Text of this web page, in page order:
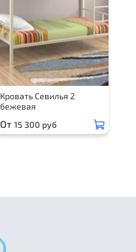
Кровать Севилья 2
бежевая
От 15 300 руб